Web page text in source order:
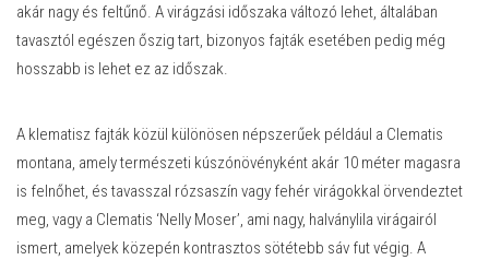
akár nagy és feltűnő. A virágzási időszaka változó lehet, általában
tavasztól egészen őszig tart, bizonyos fajták esetében pedig még
hosszabb is lehet ez az időszak.
A klematisz fajták közül különösen népszerűek például a Clematis
montana, amely természeti kúszónövényként akár 10 méter magasra
is felnőhet, és tavasszal rózsaszín vagy fehér virágokkal örvendeztet
meg, vagy a Clematis ‘Nelly Moser’, ami nagy, halványlila virágairól
ismert, amelyek közepén kontrasztos sötétebb sáv fut végig. A